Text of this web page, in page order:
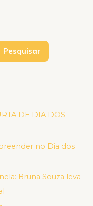
Pesquisar
DE DIA DOS
no Dia dos
Bruna Souza leva